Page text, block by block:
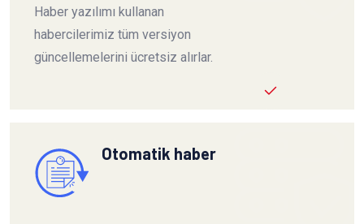
Haber yazılımı kullanan
habercilerimiz tüm versiyon
güncellemelerini ücretsiz alırlar.
Otomatik haber